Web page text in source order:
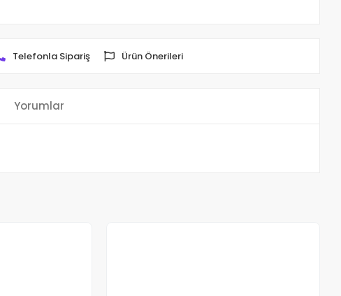
Telefonla Sipariş Ürün Önerileri
Yorumlar